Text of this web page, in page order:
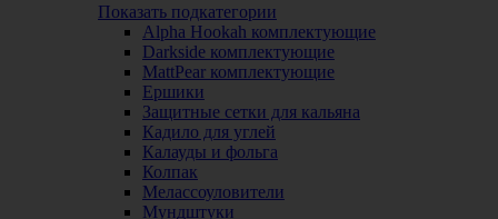
Показать подкатегории
Alpha Hookah комплектующие
Darkside комплектующие
MattPear комплектующие
Ершики
Защитные сетки для кальяна
Кадило для углей
Калауды и фольга
Колпак
Мелассоуловители
Мундштуки